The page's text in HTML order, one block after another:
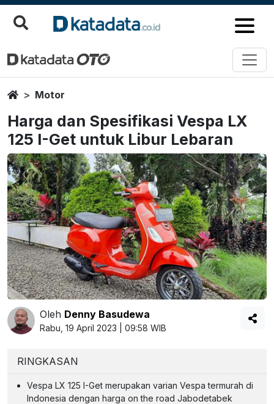
HomeMotor
Harga dan Spesifikasi Vespa LX
125 I-Get untuk Libur Lebaran
Oleh Denny Basudewa
Rabu, 19 April 2023 | 09:58 WIB
RINGKASAN
Vespa LX 125 I-Get merupakan varian Vespa termurah di
Indonesia dengan harga on the road Jabodetabek